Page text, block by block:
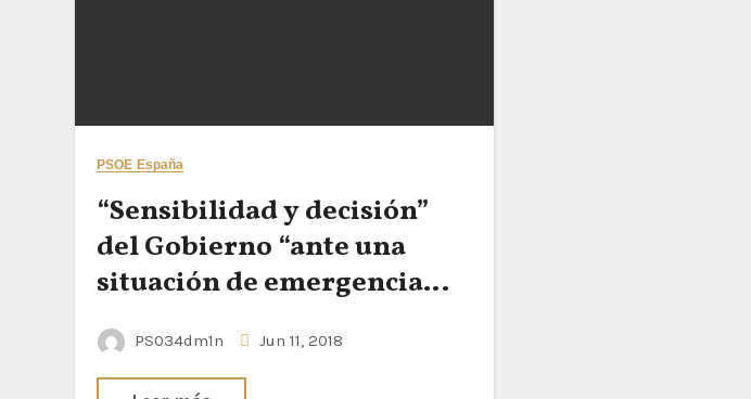
PSOE España
“Sensibilidad y decisión”
del Gobierno “ante una
situación de emergencia
humanitaria”
PS034dm1n Jun 11, 2018